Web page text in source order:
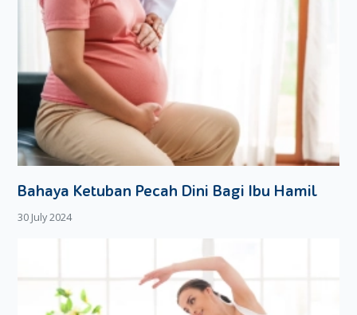
Bahaya Ketuban Pecah Dini Bagi Ibu Hamil
30 July 2024